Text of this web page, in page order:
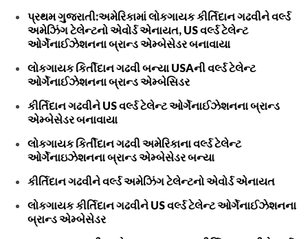
પ્રથમ ગુજરાતી:અમેરિકામાં લોકગાયક કીર્તિદાન ગઢવીને વર્લ્ડ
અમેઝિંગ ટેલેન્ટનો એવોર્ડ એનાયત, US વર્લ્ડ ટેલેન્ટ
ઓર્ગેનાઈઝેશનના બ્રાન્ડ એમ્બેસેડર બનાવાયા
લોકગાયક કિર્તીદાન ગઢવી બન્યા USAની વર્લ્ડ ટેલેન્ટ
ઓર્ગેનાઈઝેશનના બ્રાન્ડ એમ્બેસિડર
કીર્તિદાન ગઢવીને US વર્લ્ડ ટેલેન્ટ ઓર્ગેનાઈઝેશનના બ્રાન્ડ
એમ્બેસેડર બનાવાયા
લોકગાયક કિર્તીદાન ગઢવી અમેરિકાના વર્લ્ડ ટેલેન્ટ
ઓર્ગેનાઇઝેશનના બ્રાન્ડ એમ્બેસેડર બન્યા
કીર્તિદાન ગઢવીને વર્લ્ડ અમેઝિંગ ટેલેન્ટનો એવોર્ડ એનાયત
લોકગાયક કીર્તિદાન ગઢવીને US વર્લ્ડ ટેલેન્ટ ઓર્ગેનાઈઝેશનના
બ્રાન્ડ એમ્બેસેડર